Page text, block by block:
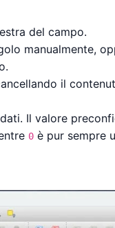
del campo.
manualmente,
il
Il valore
0 è pur sempre